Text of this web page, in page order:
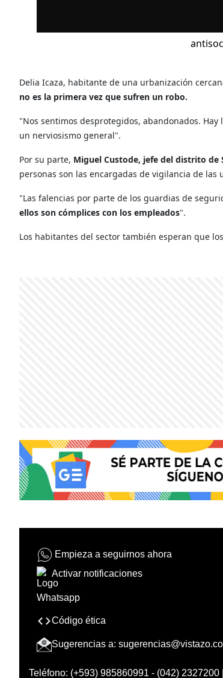
Delia Icaza, habitante de una urbanización
no es la primera vez que sufren un robo.
"Nos sentimos desprotegidos, abandonados.
un nerviosismo general".
Por su parte, Miguel Custode, jefe del distrito de
personas son las encargadas de vigilancia de las
"Las falencias por parte de los guardias de
ellos son cómplices con los empleados".
Los habitantes del sector también esperan que
Empieza a seguirnos ahora
Activar notificaciones
Código ética
Sugerencias a:
Teléfono: (+593) 985860991 - (042)